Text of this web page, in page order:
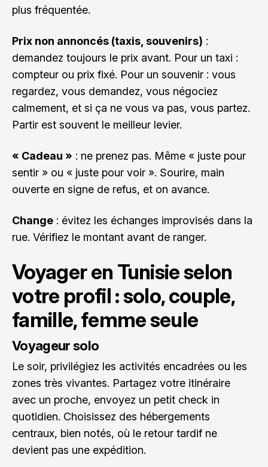
plus fréquentée.
Prix non annoncés (taxis, souvenirs) :
demandez toujours le prix avant. Pour un taxi :
compteur ou prix fixé. Pour un souvenir : vous
regardez, vous demandez, vous négociez
calmement, et si ça ne vous va pas, vous partez.
Partir est souvent le meilleur levier.
« Cadeau » : ne prenez pas. Même « juste pour
sentir » ou « juste pour voir ». Sourire, main
ouverte en signe de refus, et on avance.
Change : évitez les échanges improvisés dans la
rue. Vérifiez le montant avant de ranger.
Voyager en Tunisie selon
votre profil : solo, couple,
famille, femme seule
Voyageur solo
Le soir, privilégiez les activités encadrées ou les
zones très vivantes. Partagez votre itinéraire
avec un proche, envoyez un petit check in
quotidien. Choisissez des hébergements
centraux, bien notés, où le retour tardif ne
devient pas une expédition.